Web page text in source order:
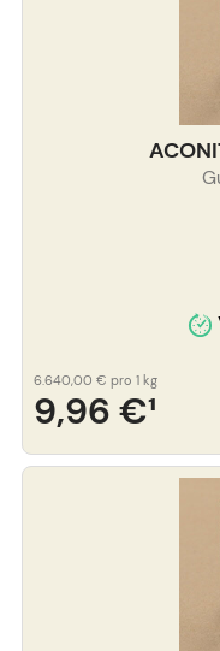
9,96 €¹
6.640,00 € pro 1 kg